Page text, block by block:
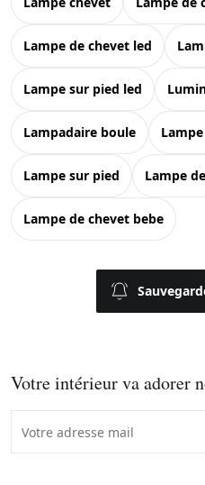
lampe de chevet led
lampe sur pied led
lampadaire boule
lampe sur pied lampe
lampe de chevet bebe
Votre intérieur va adorer